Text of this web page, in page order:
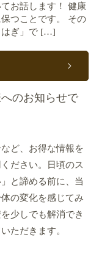
お話します！ 健康
つことです。 その
はぎ」で […]
のお知らせで
ど、お得な情報を
ださい。日頃のス
と諦める前に、当
の変化を感じてみ
少しでも解消でき
ただきます。